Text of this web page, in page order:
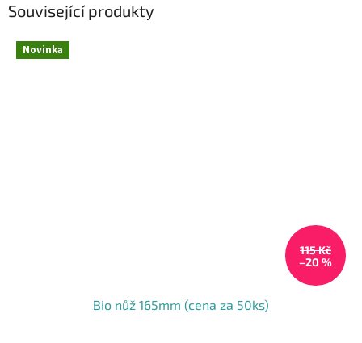
Související produkty
Novinka
115 Kč
–20 %
Bio nůž 165mm (cena za 50ks)